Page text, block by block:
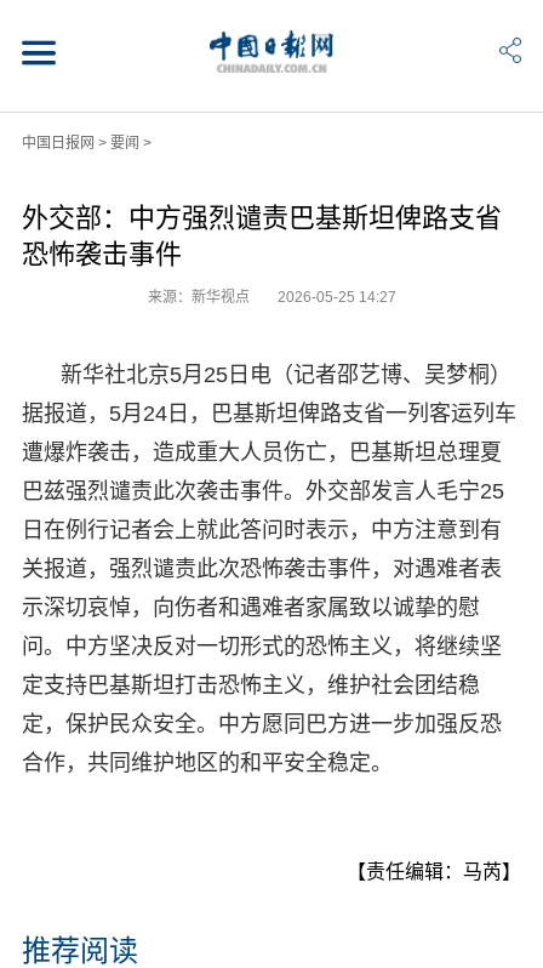
中国日报网 > 要闻 >
外交部：中方强烈谴责巴基斯坦俾路支省
恐怖袭击事件
来源：新华视点 2026-05-25 14:27
新华社北京5月25日电（记者邵艺博、吴梦桐）
据报道，5月24日，巴基斯坦俾路支省一列客运列车
遭爆炸袭击，造成重大人员伤亡，巴基斯坦总理夏
巴兹强烈谴责此次袭击事件。外交部发言人毛宁25
日在例行记者会上就此答问时表示，中方注意到有
关报道，强烈谴责此次恐怖袭击事件，对遇难者表
示深切哀悼，向伤者和遇难者家属致以诚挚的慰
问。中方坚决反对一切形式的恐怖主义，将继续坚
定支持巴基斯坦打击恐怖主义，维护社会团结稳
定，保护民众安全。中方愿同巴方进一步加强反恐
合作，共同维护地区的和平安全稳定。
【责任编辑：马芮】
推荐阅读